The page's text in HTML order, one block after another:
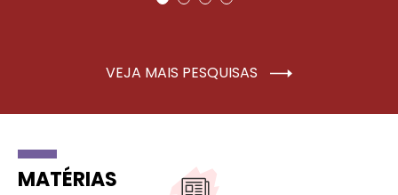
VEJA MAIS PESQUISAS
MATÉRIAS